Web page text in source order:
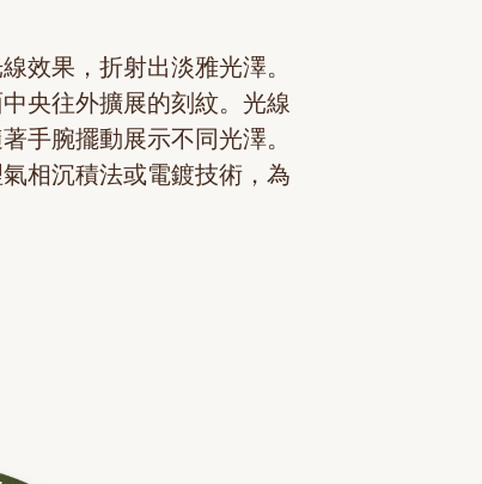
效果，折射出淡雅光澤。
央往外擴展的刻紋。光線
手腕擺動展示不同光澤。
相沉積法或電鍍技術，為